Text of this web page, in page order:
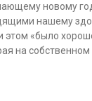
новому
нашему
«было
на